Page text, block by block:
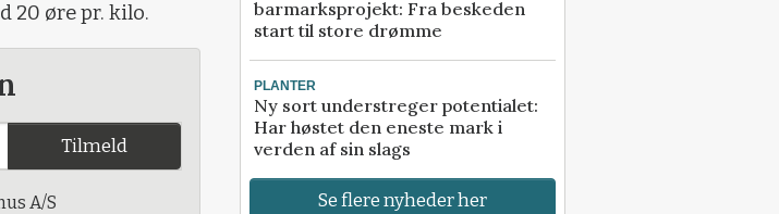
20 øre pr. kilo.
Tilmeld
A/S
barmarksprojekt: Fra beskeden
start til store drømme
PLANTER
Ny sort understreger potentialet:
Har høstet den eneste mark i
verden af sin slags
Se flere nyheder her